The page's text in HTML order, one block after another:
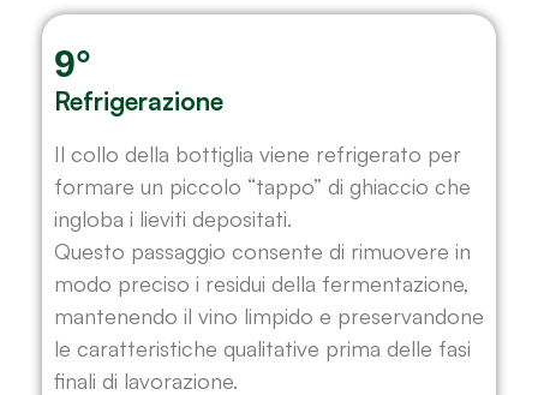
9°
Refrigerazione
Il collo della bottiglia viene refrigerato per
formare un piccolo “tappo” di ghiaccio che
ingloba i lieviti depositati.
Questo passaggio consente di rimuovere in
modo preciso i residui della fermentazione,
mantenendo il vino limpido e preservandone
le caratteristiche qualitative prima delle fasi
finali di lavorazione.